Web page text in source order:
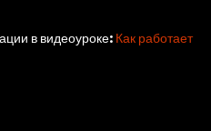
в видеоуроке: Как работает